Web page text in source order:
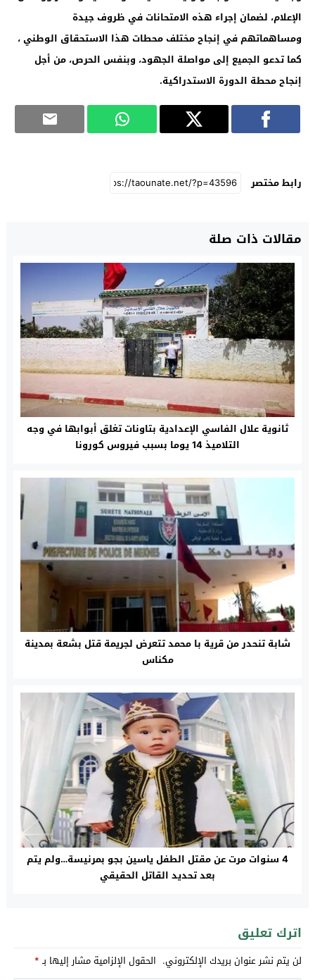
الإعلام، لضمان إجراء هذه الامتحانات في ظروف جيدة
ومساهماتهم في إنجاح مختلف محطات هذا الاستحقاق الوطني ،
كما تدعو الجميع إلى مواصلة الجهود، وبنفس الحرص، من أجل
إنجاح محطة الدورة الاستدراكية.
رابط مختصر
مقالات ذات صلة
ثانوية علال الفاسي الإعدادية بتاونات تغلق أبوابها في وجه
التلاميذ 14 يوما بسبب فيروس كورونا
شابة تنحدر من قرية با محمد تتعرض لجريمة قتل بشعة بمدينة
مكناس
4 سنوات مرت عن مقتل الطفل ياسين بجو بمرنيسة…ولم يتم
بعد تحديد القاتل الحقيقي
اترك تعليق
لن يتم نشر عنوان بريدك الإلكتروني. الحقول الإلزامية مشار إليها بـ*